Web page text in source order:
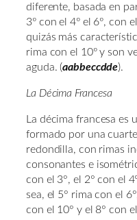
diferente, basada en
3º con el 4º el 6º, con
quizás más
rima con el 10º y son
aguda. (aabbeccdde).
La Décima Francesa
La décima francesa es
formado por una
redondilla, con rimas
consonantes e
con el 3°, el 2° con el
sea, el 5° rima con el
con el 10° y el 8° con